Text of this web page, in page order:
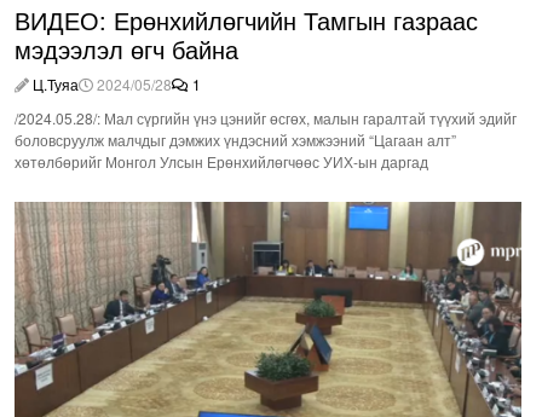
ВИДЕО: Ерөнхийлөгчийн Тамгын газраас
мэдээлэл өгч байна
Ц.Туяа 2024/05/28
1
/2024.05.28/: Мал сүргийн үнэ цэнийг өсгөх, малын гаралтай түүхий эдийг
боловсруулж малчдыг дэмжих үндэсний хэмжээний “Цагаан алт”
хөтөлбөрийг Монгол Улсын Ерөнхийлөгчөөс УИХ-ын даргад